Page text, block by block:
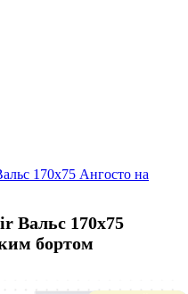
170x75 Ангосто на
Вальс 170x75
бортом